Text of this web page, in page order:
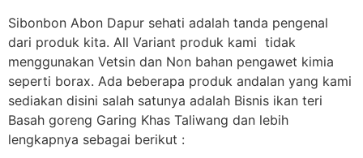
Sibonbon Abon Dapur sehati adalah tanda pengenal
dari produk kita. All Variant produk kami tidak
menggunakan Vetsin dan Non bahan pengawet kimia
seperti borax. Ada beberapa produk andalan yang kami
sediakan disini salah satunya adalah Bisnis ikan teri
Basah goreng Garing Khas Taliwang dan lebih
lengkapnya sebagai berikut :